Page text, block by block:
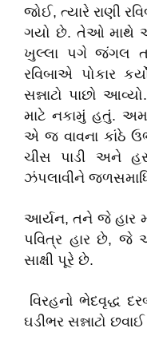
જોઈ, ત્યારે રાણી
ગયો છે. તેઓ માથે
ખુલ્લા પગે જંગલ
રવિબાએ પોકાર
સન્નાટો પાછો
માટે નકામું હતું.
એ જ વાવના કાંઠે
ચીસ પાડી અને
ઝંપલાવીને
આર્યન, તને જે હાર
પવિત્ર હાર છે,
સાક્ષી પૂરે છે.
વિરહનો ભેદવૃદ્ધ
ઘડીભર સન્નાટો